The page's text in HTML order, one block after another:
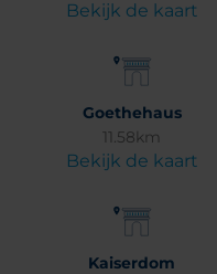
Bekijk de kaart
Goethehaus
11.58km
Bekijk de kaart
Kaiserdom